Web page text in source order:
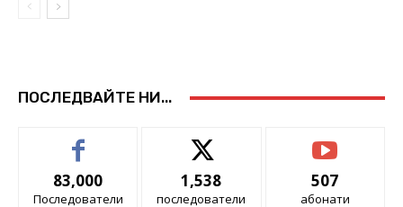
ПОСЛЕДВАЙТЕ НИ...
83,000
Последователи
1,538
последователи
507
абонати